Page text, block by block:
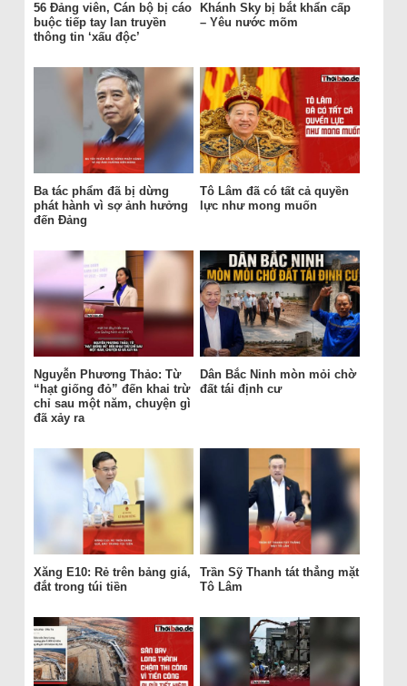
56 Đảng viên, Cán bộ bị cáo
buộc tiếp tay lan truyền
thông tin ‘xấu độc’
Khánh Sky bị bắt khẩn cấp
– Yêu nước mõm
Ba tác phẩm đã bị dừng
phát hành vì sợ ảnh hưởng
đến Đảng
Tô Lâm đã có tất cả quyền
lực như mong muốn
Nguyễn Phương Thảo: Từ
“hạt giống đỏ” đến khai trừ
chỉ sau một năm, chuyện gì
đã xảy ra
Dân Bắc Ninh mòn mỏi chờ
đất tái định cư
Xăng E10: Rẻ trên bảng giá,
đắt trong túi tiền
Trần Sỹ Thanh tát thẳng mặt
Tô Lâm